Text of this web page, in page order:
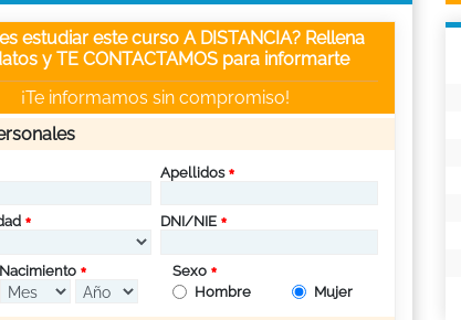
estudiar este curso A DISTANCIA? Rellena
y TE CONTACTAMOS para informarte
¡Te informamos sin compromiso!
Apellidos
DNI/NIE
Sexo
Hombre
Mujer